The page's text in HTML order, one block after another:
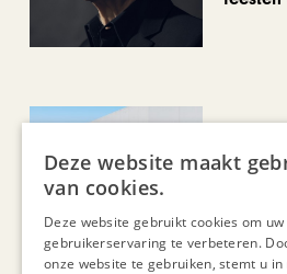
Is
Deze website maakt
van cookies.
Deze website gebruikt cookies om uw
gebruikerservaring te verbeteren.
onze website te gebruiken, stemt u in